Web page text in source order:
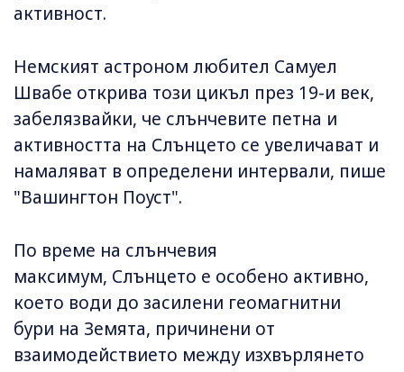
активност.
Немският астроном любител Самуел
Швабе открива този цикъл през 19-и век,
забелязвайки, че слънчевите петна и
активността на Слънцето се увеличават и
намаляват в определени интервали, пише
"Вашингтон Поуст".
По време на слънчевия
максимум, Слънцето е особено активно,
което води до засилени геомагнитни
бури на Земята, причинени от
взаимодействието между изхвърлянето